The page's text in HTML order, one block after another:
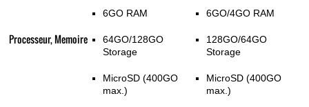
Processeur, Memoire
6GO RAM
64GO/128GO
Storage
MicroSD (400GO
max.)
6GO/4GO RAM
128GO/64GO
Storage
MicroSD (400GO
max.)